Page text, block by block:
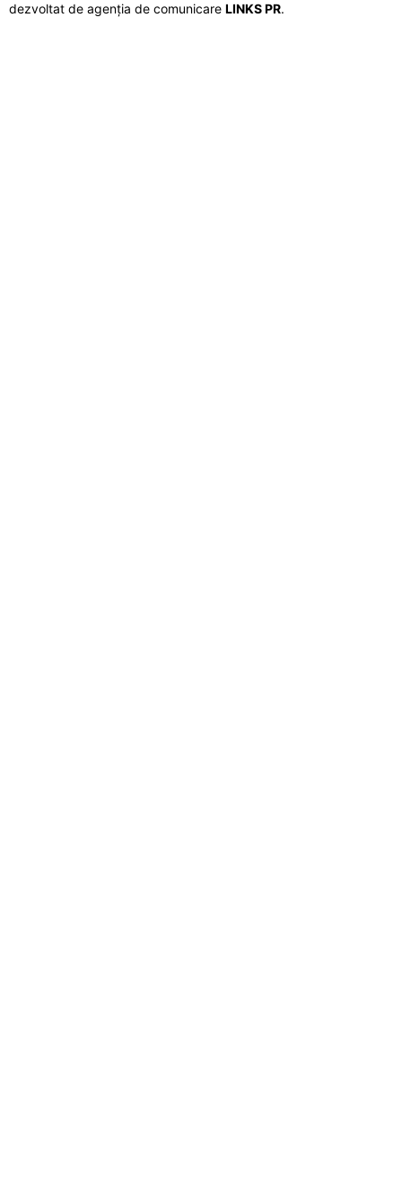
dezvoltat de agenția de comunicare LINKS PR.